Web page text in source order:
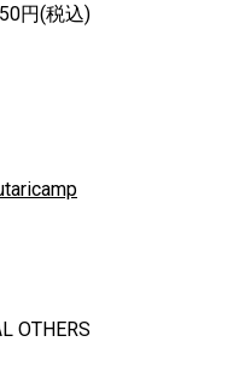
円(税込)
OTHERS